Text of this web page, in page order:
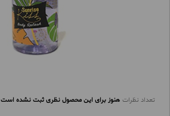
تعداد نظرات هنوز برای این محصول نظری ثبت نشده است